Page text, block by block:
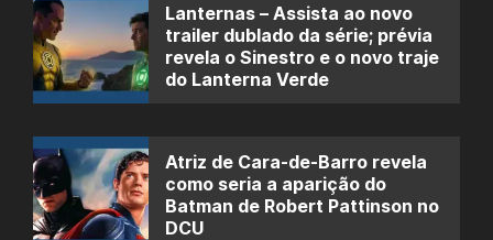
Lanternas – Assista ao novo
trailer dublado da série; prévia
revela o Sinestro e o novo traje
do Lanterna Verde
Atriz de Cara-de-Barro revela
como seria a aparição do
Batman de Robert Pattinson no
DCU